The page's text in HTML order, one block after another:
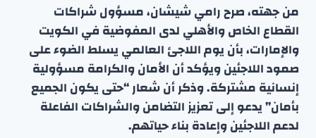
من جهته، صرح رامي شيشان، مسؤول شراكات
القطاع الخاص والأهلي لدى المفوضية في الكويت
والإمارات، بأن يوم اللاجئ العالمي يسلط الضوء على
صمود اللاجئين ويؤكد أن الأمان والكرامة مسؤولية
إنسانية مشتركة. وذكر أن شعار “حتى يكون الجميع
بأمان” يدعو إلى تعزيز التضامن والشراكات الفاعلة
لدعم اللاجئين وإعادة بناء حياتهم.